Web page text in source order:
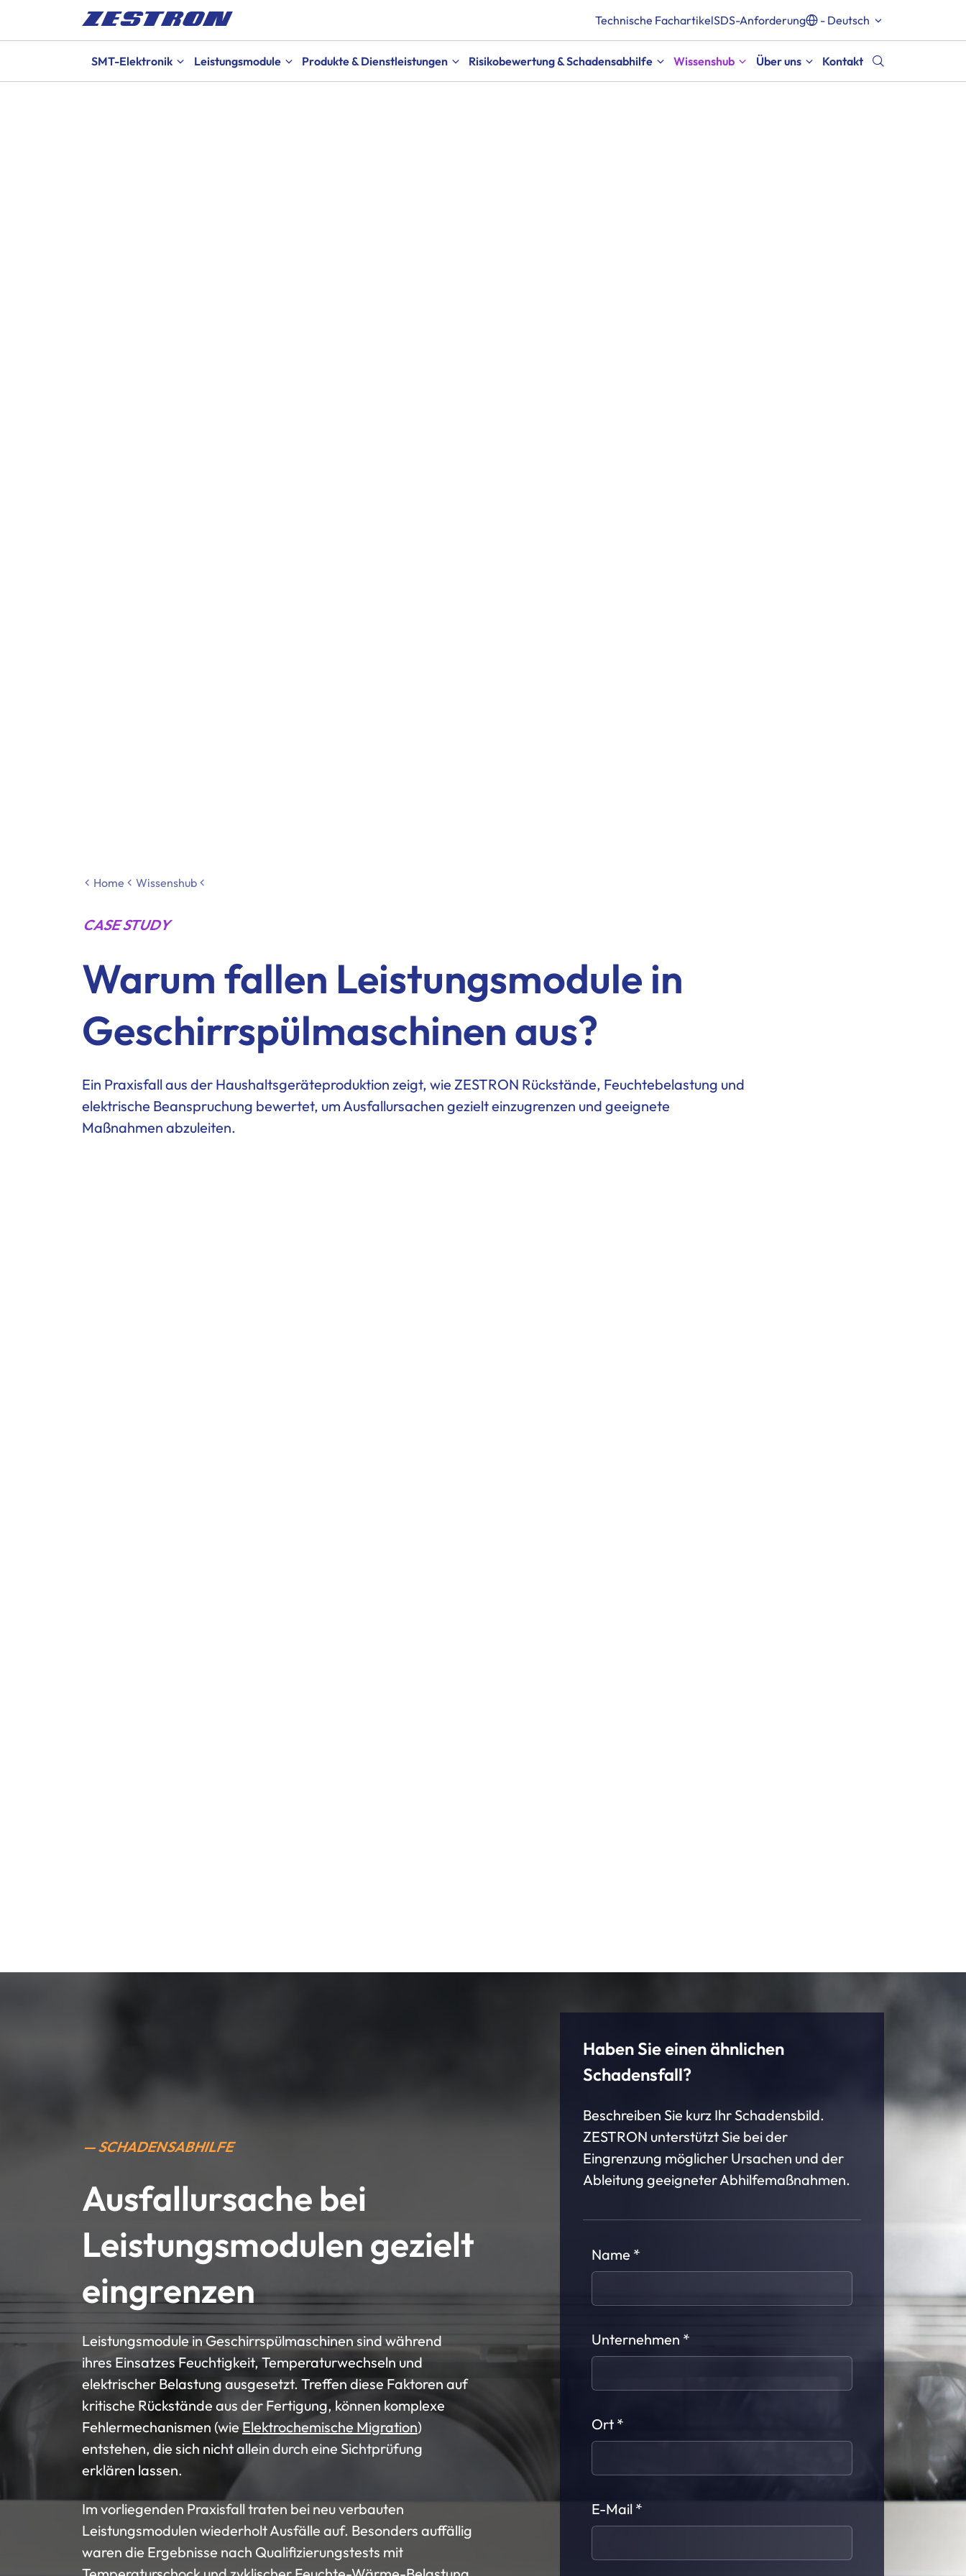
Technische FachartikelSDS-Anforderung - Deutsch
SMT-Elektronik Leistungsmodule Produkte & Dienstleistungen Risikobewertung & Schadensabhilfe Wissenshub Über uns Kontakt
Home Wissenshub
CASE STUDY
Warum fallen Leistungsmodule in
Geschirrspülmaschinen aus?
Ein Praxisfall aus der Haushaltsgeräteproduktion zeigt, wie ZESTRON Rückstände, Feuchtebelastung und
elektrische Beanspruchung bewertet, um Ausfallursachen gezielt einzugrenzen und geeignete
Maßnahmen abzuleiten.
— SCHADENSABHILFE
Ausfallursache bei
Leistungsmodulen gezielt
eingrenzen
Leistungsmodule in Geschirrspülmaschinen sind während
ihres Einsatzes Feuchtigkeit, Temperaturwechseln und
elektrischer Belastung ausgesetzt. Treffen diese Faktoren auf
kritische Rückstände aus der Fertigung, können komplexe
Fehlermechanismen (wieElektrochemische Migration)
entstehen, die sich nicht allein durch eine Sichtprüfung
erklären lassen.
Im vorliegenden Praxisfall traten bei neu verbauten
Leistungsmodulen wiederholt Ausfälle auf. Besonders auffällig
waren die Ergebnisse nach Qualifizierungstests mit
Haben Sie einen ähnlichen
Schadensfall?
Beschreiben Sie kurz Ihr Schadensbild.
ZESTRON unterstützt Sie bei der
Eingrenzung möglicher Ursachen und der
Ableitung geeigneter Abhilfemaßnahmen.
Name
Unternehmen
Ort
E-Mail